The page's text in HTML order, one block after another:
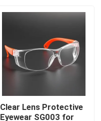
Clear Lens Protective
Eyewear SG003 for